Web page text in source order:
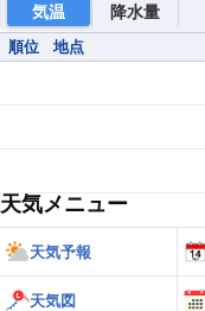
気温 降水量
順位 地点
天気メニュー
天気予報
天気図